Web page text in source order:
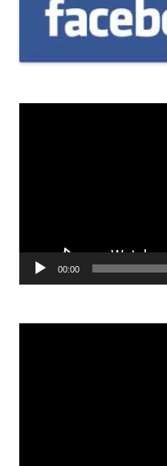
Odtwarzacz
00:00
Odtwarzacz